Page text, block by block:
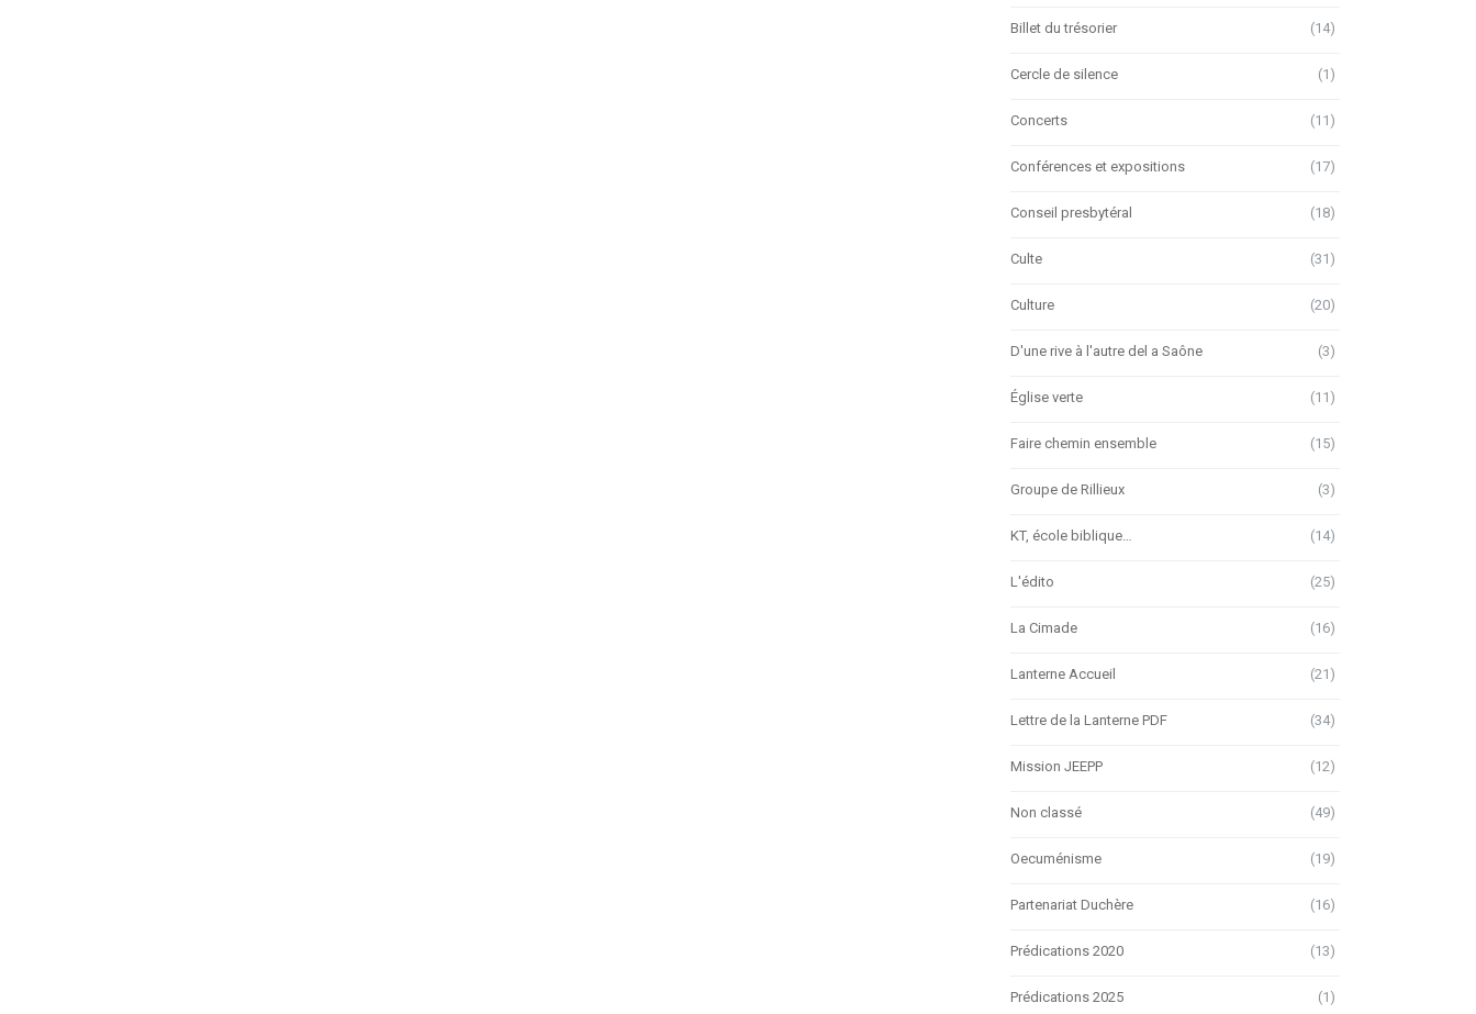
Billet du trésorier (14)
Cercle de silence (1)
Concerts (11)
Conférences et expositions (17)
Conseil presbytéral (18)
Culte (31)
Culture (20)
D'une rive à l'autre del a Saône (3)
Église verte (11)
Faire chemin ensemble (15)
Groupe de Rillieux (3)
KT, école biblique… (14)
L'édito (25)
La Cimade (16)
Lanterne Accueil (21)
Lettre de la Lanterne PDF (34)
Mission JEEPP (12)
Non classé (49)
Oecuménisme (19)
Partenariat Duchère (16)
Prédications 2020 (13)
Prédications 2025 (1)